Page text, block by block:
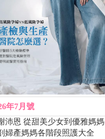
年7月號
沛恩 從甜美少女到優雅媽媽
婦產媽媽各階段照護大全